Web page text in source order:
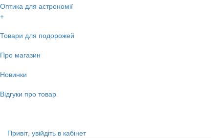
Оптика для астрономії
+
Товари для подорожей
Про магазин
Новинки
Відгуки про товар
Привіт, увійдіть в кабінет